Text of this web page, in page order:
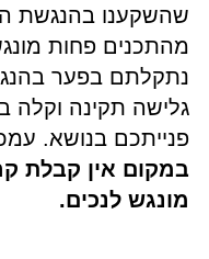
שהשקענו בהנגשת
מהתכנים פחות
נתקלתם בפער
גלישה תקינה
פנייתכם בנושא.
במקום אין קבלת
מונגש לנכים.